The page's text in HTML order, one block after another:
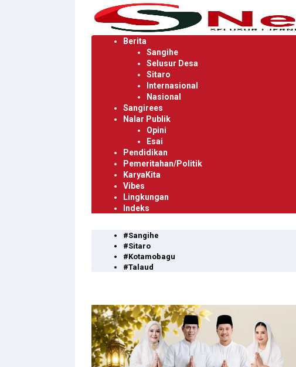
Langsung
Berita
Sangihe
Selusur Desa
Sitaro
Internasional
Nasional
Sangirees
Nalar Publik
Opini
Esai
Pendidikan
Pemeritahan/Politik
KaryaKita
Vibes
Lingkungan
Indeks
#Sangihe
#Sitaro
#Kotamobagu
#Talaud